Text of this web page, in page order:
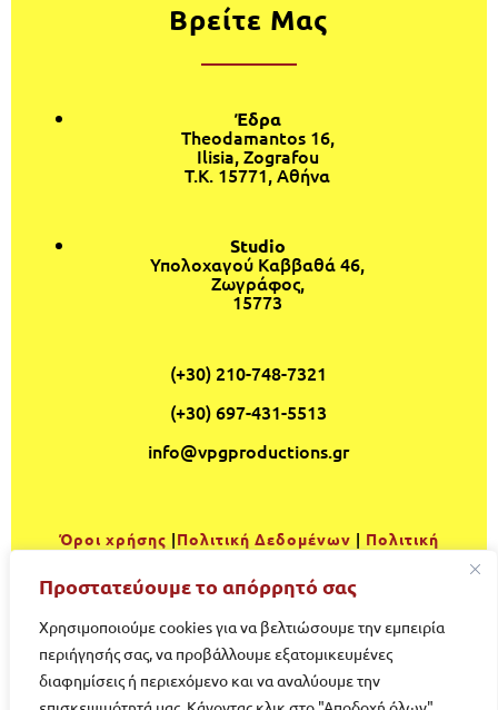
Προστατεύουμε το απόρρητό σας
Χρησιμοποιούμε cookies για να βελτιώσουμε την εμπειρία
περιήγησής σας, να προβάλλουμε εξατομικευμένες
διαφημίσεις ή περιεχόμενο και να αναλύουμε την
Βρείτε Μας
Έδρα
Theodamantos 16,
Ilisia, Zografou
T.K. 15771, Αθήνα
Studio
Υπολοχαγού Καββαθά46,
Ζωγράφος,
15773
(+30) 210-748-7321
(+30) 697-431-5513
info@vpgproductions.gr
Όροι χρήσης |Πολιτική Δεδομένων | Πολιτική
Gr|Eng